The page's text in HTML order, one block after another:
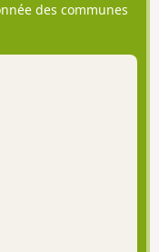
des communes